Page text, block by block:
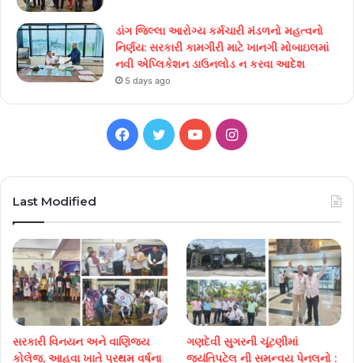
ડાંગ જિલ્લા આરોગ્ય કર્મચારી મંડળનો મહત્વનો
નિર્ણય: સરકારી કામગીરી માટે ખાનગી મોબાઇલમાં
નવી એપ્લિકેશન ડાઉનલોડ ન કરવા આદેશ
5 days ago
Facebook
TwitterYouTubeInstagram
Last Modified
સરકારી વિનયન અને વાણિજ્ય
કોલેજ, આહવા ખાતે પ્રથમ વર્ષના
ગણદેવી સુગરની ચૂંટણીમાં
જયંતિપટેલ ની સમન્વય પેનલનો :